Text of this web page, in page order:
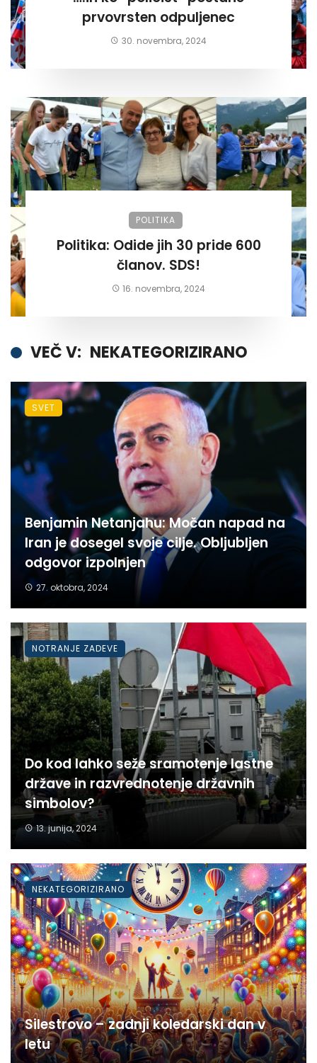
prvovrsten odpuljenec
30. novembra, 2024
POLITIKA
Politika: Odide jih 30 pride 600
članov. SDS!
16. novembra, 2024
VEČ V: NEKATEGORIZIRANO
Benjamin Netanjahu: Močan napad na
Iran je dosegel svoje cilje. Obljubljen
odgovor izpolnjen
27. oktobra, 2024
SVET
Do kod lahko seže sramotenje lastne
države in razvrednotenje državnih
simbolov?
13. junija, 2024
NOTRANJE ZADEVE
Silestrovo – zadnji koledarski dan v
letu
NEKATEGORIZIRANO